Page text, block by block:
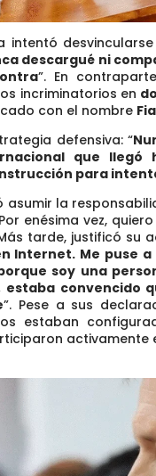
intentó
descargué ni
”.En
incriminatorios en
con el nombre
defensiva: “
que
para
asumir la
enésima vez,
tarde, justificó su
Internet. Me puse
soy una
convencido
”. Pese a sus
estaban